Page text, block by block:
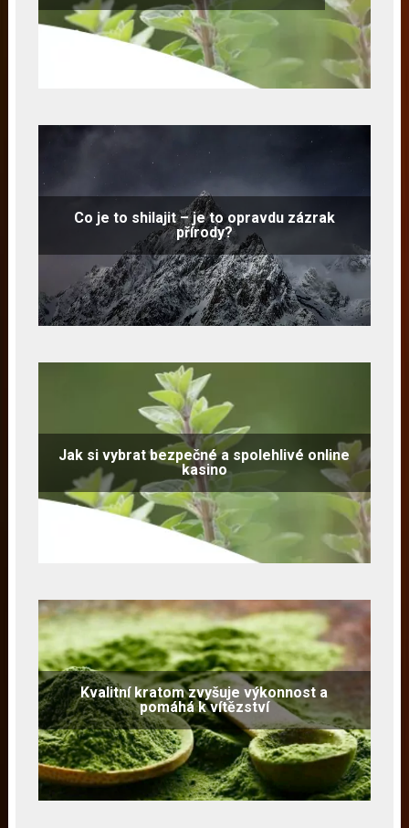
Co je to shilajit – je to opravdu zázrak
přírody?
Jak si vybrat bezpečné a spolehlivé online
kasino
Kvalitní kratom zvyšuje výkonnost a
pomáhá k vítězství